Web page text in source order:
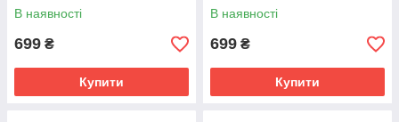
В наявності
699 ₴
Купити
В наявності
699 ₴
Купити